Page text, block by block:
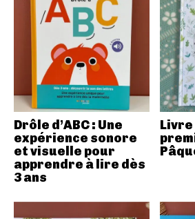
Drôle d’ABC : Une
expérience sonore
et visuelle pour
apprendre à lire dès
3 ans
Livre